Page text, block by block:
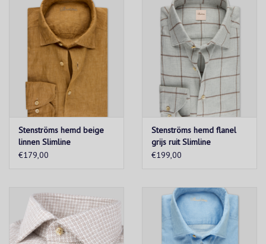
Stenströms hemd beige
linnen Slimline
€179,00
Stenströms hemd flanel
grijs ruit Slimline
€199,00